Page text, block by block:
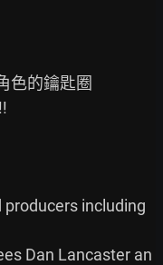
色的鑰匙圈
including
Dan Lancaster an